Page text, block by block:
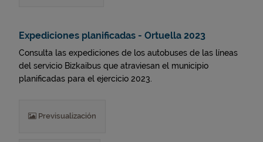
Expediciones planificadas - Ortuella 2023
Consulta las expediciones de los autobuses de las líneas
del servicio Bizkaibus que atraviesan el municipio
planificadas para el ejercicio 2023.
Previsualización